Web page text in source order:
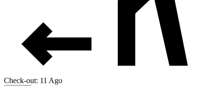
Check-out: 11 Ago